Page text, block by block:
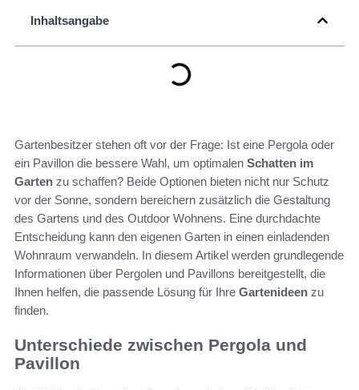
Inhaltsangabe
Gartenbesitzer stehen oft vor der Frage: Ist eine Pergola oder
ein Pavillon die bessere Wahl, um optimalen Schatten im
Garten zu schaffen? Beide Optionen bieten nicht nur Schutz
vor der Sonne, sondern bereichern zusätzlich die Gestaltung
des Gartens und des Outdoor Wohnens. Eine durchdachte
Entscheidung kann den eigenen Garten in einen einladenden
Wohnraum verwandeln. In diesem Artikel werden grundlegende
Informationen über Pergolen und Pavillons bereitgestellt, die
Ihnen helfen, die passende Lösung für Ihre Gartenideen zu
finden.
Unterschiede zwischen Pergola und
Pavillon